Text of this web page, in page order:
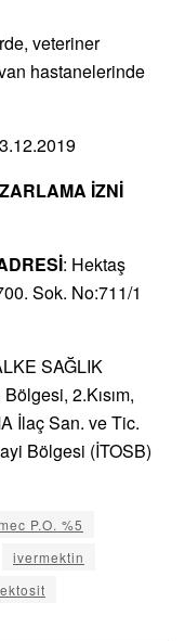
veteriner
hastanelerinde
İZNİ
: Hektaş
Sok. No:711/1
SAĞLIK
2.Kısım,
İlaç San. ve Tic.
Bölgesi (İTOSB)
P.O. %5
ivermektin